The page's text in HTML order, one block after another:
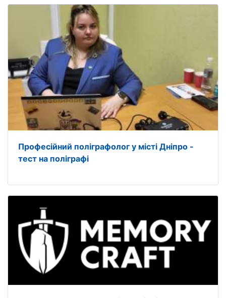
Професійний поліграфолог у місті Дніпро -
тест на поліграфі